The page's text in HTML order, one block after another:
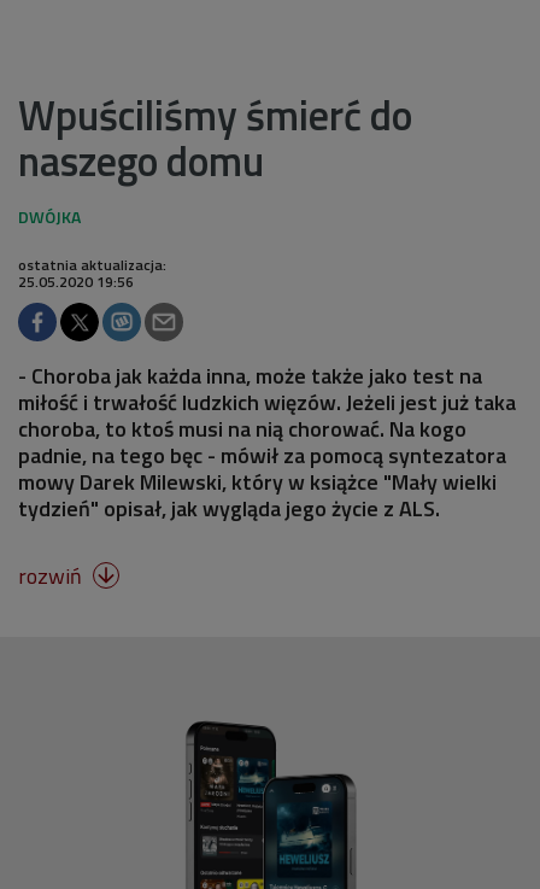
Wpuściliśmy śmierć do
naszego domu
ostatnia aktualizacja:
25.05.2020 19:56
- Choroba jak każda inna, może także jako test na
miłość i trwałość ludzkich więzów. Jeżeli jest już taka
choroba, to ktoś musi na nią chorować. Na kogo
padnie, na tego bęc - mówił za pomocą syntezatora
mowy Darek Milewski, który w książce "Mały wielki
tydzień" opisał, jak wygląda jego życie z ALS.
rozwiń 